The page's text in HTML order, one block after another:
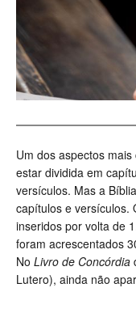
Um dos aspectos
estar dividida em
versículos. Mas a
capítulos e versículos.
inseridos por volta de
foram acrescentados
No Livro de Concórdia
Lutero), ainda não